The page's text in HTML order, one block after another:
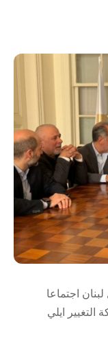
اجتماعا
التغيير ايلي